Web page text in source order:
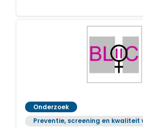
Onderzoek
Preventie, screening en kwaliteit